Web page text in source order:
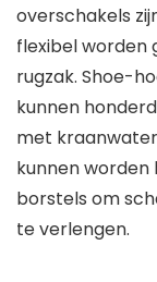
overschakels
flexibel worden
rugzak. Shoe-
kunnen
met
kunnen
borstels om
te verlengen.